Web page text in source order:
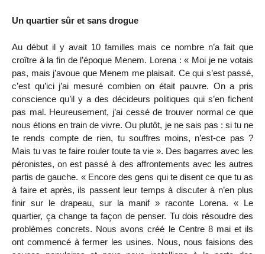
Un quartier sûr et sans drogue
Au début il y avait 10 familles mais ce nombre n’a fait que
croître à la fin de l’époque Menem. Lorena : « Moi je ne votais
pas, mais j’avoue que Menem me plaisait. Ce qui s’est passé,
c’est qu’ici j’ai mesuré combien on était pauvre. On a pris
conscience qu’il y a des décideurs politiques qui s’en fichent
pas mal. Heureusement, j’ai cessé de trouver normal ce que
nous étions en train de vivre. Ou plutôt, je ne sais pas : si tu ne
te rends compte de rien, tu souffres moins, n’est-ce pas ?
Mais tu vas te faire rouler toute ta vie ». Des bagarres avec les
péronistes, on est passé à des affrontements avec les autres
partis de gauche. « Encore des gens qui te disent ce que tu as
à faire et après, ils passent leur temps à discuter à n’en plus
finir sur le drapeau, sur la manif » raconte Lorena. « Le
quartier, ça change ta façon de penser. Tu dois résoudre des
problèmes concrets. Nous avons créé le Centre 8 mai et ils
ont commencé à fermer les usines. Nous, nous faisions des